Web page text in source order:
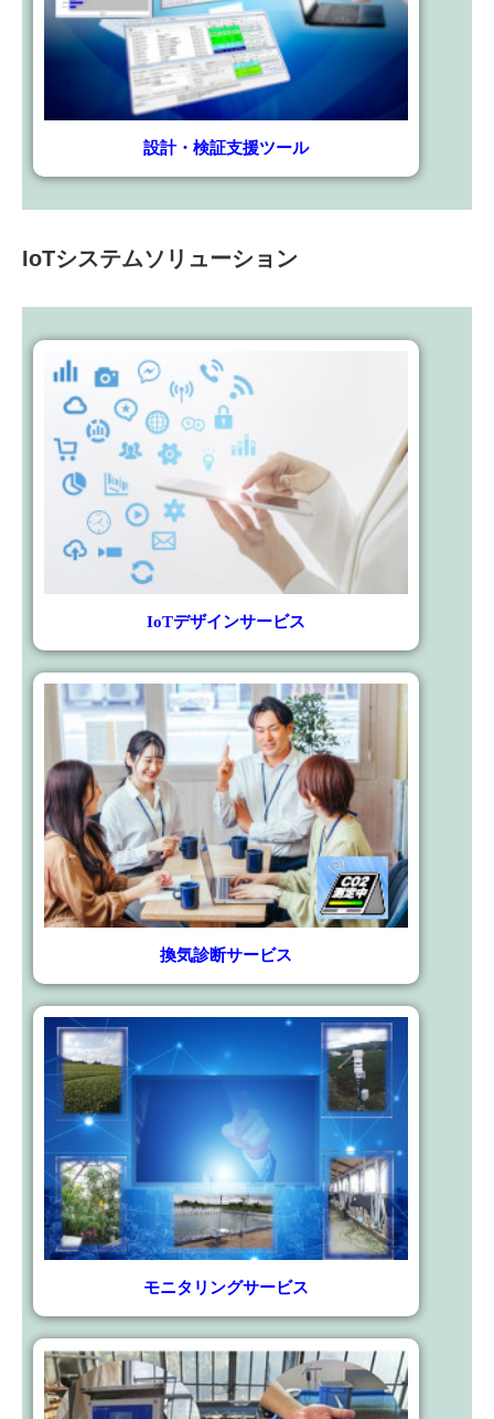
設計・検証支援ツール
IoTシステムソリューション
IoTデザインサービス
換気診断サービス
モニタリングサービス